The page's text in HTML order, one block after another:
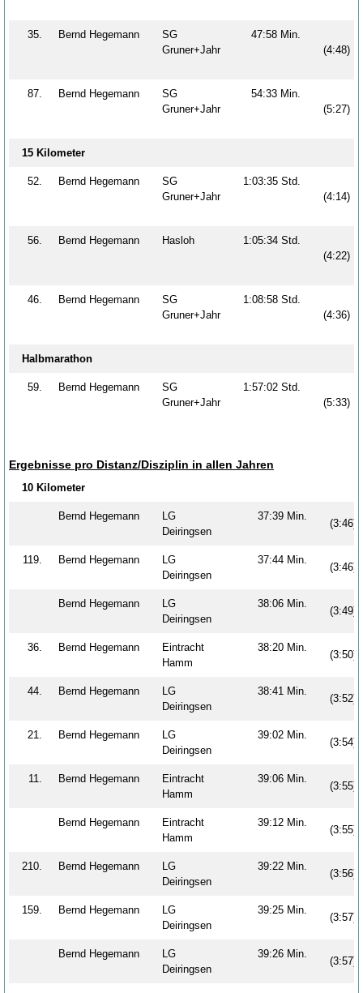
35. Bernd Hegemann
SG
Gruner+Jahr
47:58 Min.
(4:48)
87. Bernd Hegemann
SG
Gruner+Jahr
54:33 Min.
(5:27)
15 Kilometer
52. Bernd Hegemann
SG
Gruner+Jahr
1:03:35 Std.
(4:14)
56. Bernd Hegemann Hasloh
1:05:34 Std.
(4:22)
46. Bernd Hegemann
SG
Gruner+Jahr
1:08:58 Std.
(4:36)
Halbmarathon
59. Bernd Hegemann
SG
Gruner+Jahr
1:57:02 Std.
(5:33)
Ergebnisse pro Distanz/Disziplin in allen Jahren
10 Kilometer
Bernd Hegemann
LG
Deiringsen
37:39 Min.
(3:46)
119. Bernd Hegemann
LG
Deiringsen
37:44 Min.
(3:46)
Bernd Hegemann
LG
Deiringsen
38:06 Min.
(3:49)
36. Bernd Hegemann
Eintracht
Hamm
38:20 Min.
(3:50)
44. Bernd Hegemann
LG
Deiringsen
38:41 Min.
(3:52)
21. Bernd Hegemann
LG
Deiringsen
39:02 Min.
(3:54)
11. Bernd Hegemann
Eintracht
Hamm
39:06 Min.
(3:55)
Bernd Hegemann
Eintracht
Hamm
39:12 Min.
(3:55)
210. Bernd Hegemann
LG
Deiringsen
39:22 Min.
(3:56)
159. Bernd Hegemann
LG
Deiringsen
39:25 Min.
(3:57)
Bernd Hegemann
LG
Deiringsen
39:26 Min.
(3:57)